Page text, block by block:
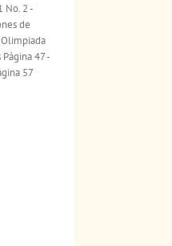
No. 2 -
de
47 -
57